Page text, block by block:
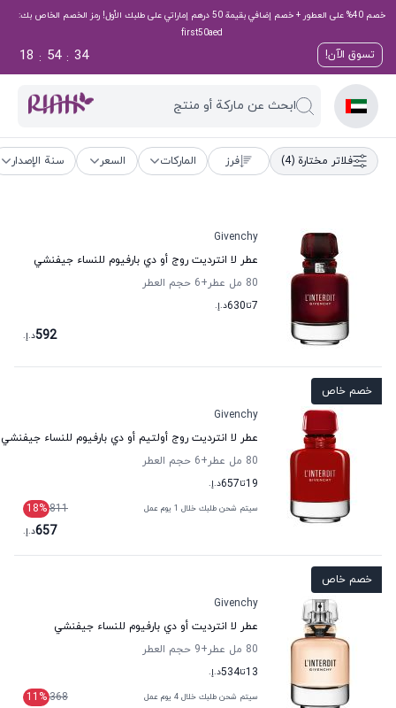
خصم 40% على العطور + خصم إضافي بقيمة 50 درهم إماراتي على طلبك الأول! رمز الخصم الخاص بك:
first50aed
تسوق الآن! 33
:
54
:
18
ابحث عن ماركة أو منتج
فلاتر مختارة (4) فرز الماركات السعر سنة الإصدار
Givenchy
عطر لا انترديت روج أو دي بارفيوم للنساء جيفنشي
80 مل عطر
+6
حجم العطر
7تا630د.إ.
592د.إ.
خصم خاص
Givenchy
عطر لا انترديت روج أولتيم أو دي بارفيوم للنساء جيفنشي
80 مل عطر
+6
حجم العطر
19تا657د.إ.
سيتم شحن طلبك خلال 1 يوم عمل 811
18%
657د.إ.
خصم خاص
Givenchy
عطر لا انترديت أو دي بارفيوم للنساء جيفنشي
80 مل عطر
+9
حجم العطر
13تا534د.إ.
سيتم شحن طلبك خلال 4 يوم عمل 368
11 %